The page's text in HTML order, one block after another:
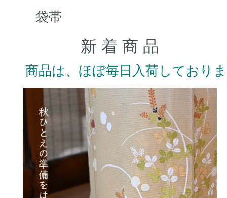
袋帯
新 着 商 品
商品は、ほぼ毎日入荷しており